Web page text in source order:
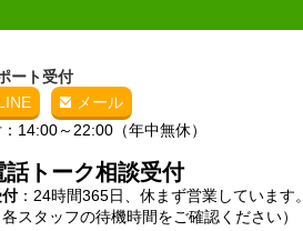
ート受付
メール
14:00～22:00（年中無休）
話トーク相談受付
：24時間365日、休まず営業しています。
スタッフの待機時間をご確認ください）